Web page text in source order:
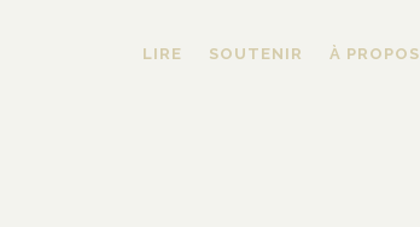
LIRE SOUTENIR À PROPOS